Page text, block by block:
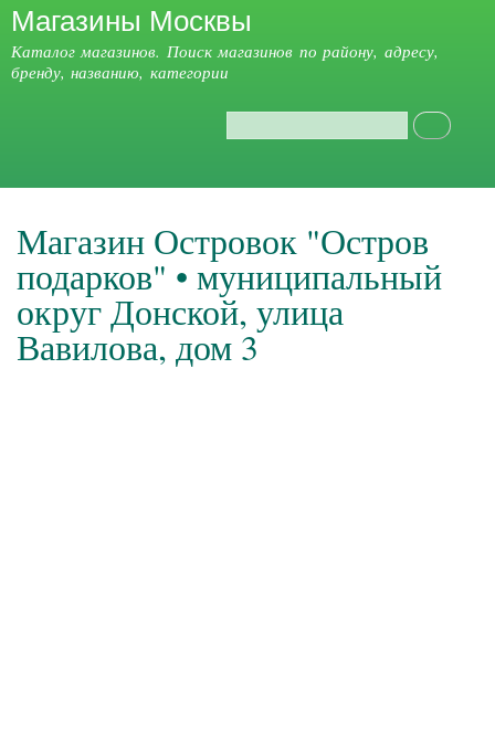
Перейти к
основному
содержанию
Магазины Москвы
Каталог магазинов. Поиск магазинов по району, адресу,
бренду, названию, категории
Магазин Островок "Остров
подарков" • муниципальный
округ Донской, улица
Вавилова, дом 3